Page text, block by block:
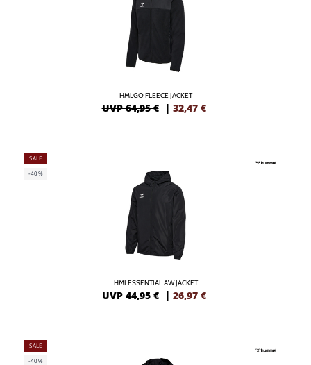
HMLGO FLEECE JACKET
UVP 64,95 € | 32,47 €
SALE
-40%
HMLESSENTIAL AW JACKET
UVP 44,95 € | 26,97 €
SALE
-40%